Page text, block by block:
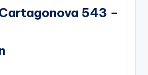
543 –